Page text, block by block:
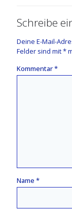
Schreibe
Deine E-Mail-
Felder sind mit*
Kommentar*
Name *